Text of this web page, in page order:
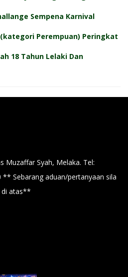
Sempena Karnival
(kategori Perempuan) Peringkat
18 Tahun Lelaki Dan
Muzaffar Syah, Melaka. Tel:
** Sebarang aduan/pertanyaan sila
di atas**